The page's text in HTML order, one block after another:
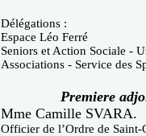
Délégations :
Espace Léo Ferré
Seniors et Action Sociale -
Associations - Service des
Premiere
Mme Camille SVARA.
Officier de l’Ordre de Saint-